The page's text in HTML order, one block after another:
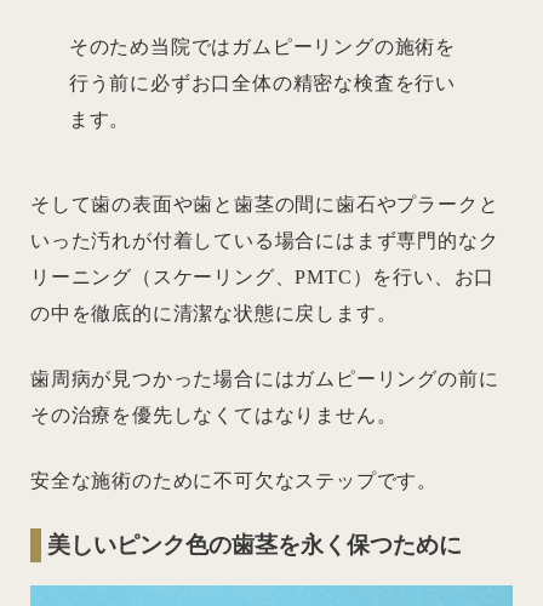
そのため当院ではガムピーリングの施術を
行う前に必ずお口全体の精密な検査を行い
ます。
そして歯の表面や歯と歯茎の間に歯石やプラークと
いった汚れが付着している場合にはまず専門的なク
リーニング（スケーリング、PMTC）を行い、お口
の中を徹底的に清潔な状態に戻します。
歯周病が見つかった場合にはガムピーリングの前に
その治療を優先しなくてはなりません。
安全な施術のために不可欠なステップです。
美しいピンク色の歯茎を永く保つために